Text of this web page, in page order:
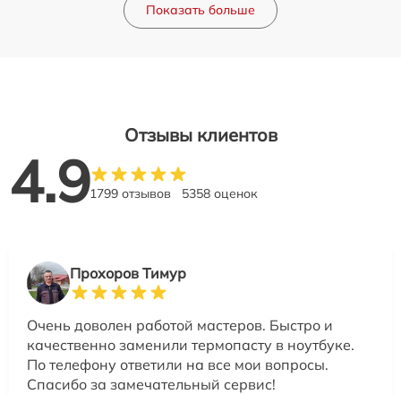
Показать больше
Отзывы клиентов
4.91799 отзывов 5358 оценок
Прохоров Тимур
Очень доволен работой мастеров. Быстро и
качественно заменили термопасту в ноутбуке.
По телефону ответили на все мои вопросы.
Спасибо за замечательный сервис!